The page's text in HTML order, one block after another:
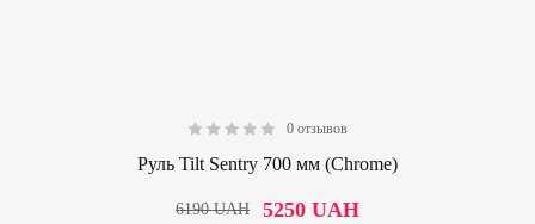
0 отзывов
Руль Tilt Sentry 700 мм (Chrome)
5250UAH
6190UAH